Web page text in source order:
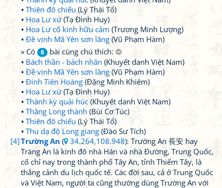
Thiên đô chiếu (Lý Thái Tổ)
Hoa Lư xứ(Tạ Đình Huy)
Hoa Lư cố kinh hữu cảm (Trương Minh Lượng)
Đề vịnh Mã Yên sơn lăng (Vũ Phạm Hàm)
» Có
8
bài cùng chú thích:
Bách thần - bách nhân (Khuyết danh Việt Nam)
Đề vịnh Mã Yên sơn lăng (Vũ Phạm Hàm)
Đinh Tiên Hoàng (Đặng Minh Khiêm)
Hoa Lư xứ(Tạ Đình Huy)
Thành kỳ quải húc (Khuyết danh Việt Nam)
Thăng Long thành (Bùi Cơ Túc)
Thiên đô chiếu (Lý Thái Tổ)
Thu dạ độ Long giang (Đào Sư Tích)
[4]Trường An ( 34.264,108.948): Trường An 長安 hay
Tràng An là kinh đô nhà Hán và nhà Đường, Trung Quốc,
cố chỉ nay trong thành phố Tây An, tỉnh Thiểm Tây, là
thắng cảnh du lịch quốc tế. Các đời sau, cả ở Trung Quốc
và Việt Nam, người ta cũng thường dùng Trường An với